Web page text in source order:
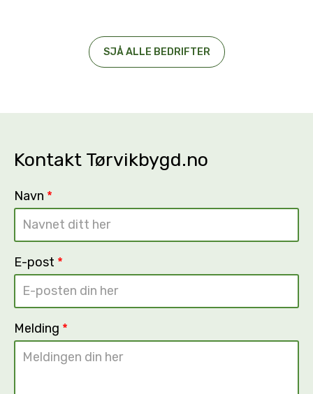
SJÅ ALLE BEDRIFTER
Kontakt Tørvikbygd.no
Navn *
E-post *
Melding *